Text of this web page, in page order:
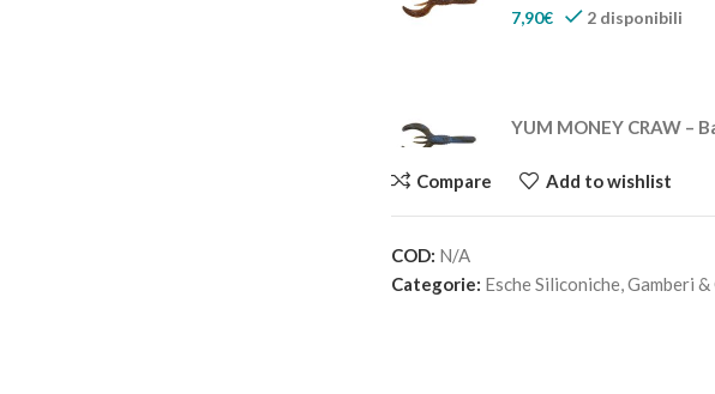
7,90€ 2 disponibili
YUM MONEY CRAW –
Compare Add to wishlist
COD: N/A
Categorie: Esche Siliconiche,Gamberi